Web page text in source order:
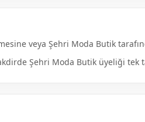
veya Şehri Moda Butik
Şehri Moda Butik üyeliği tek